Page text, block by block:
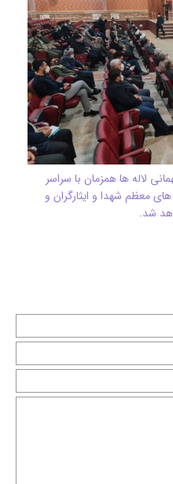
لاله ها همزمان با سراسر
خانواده های معظم شهدا و ایثارگران و
شد.